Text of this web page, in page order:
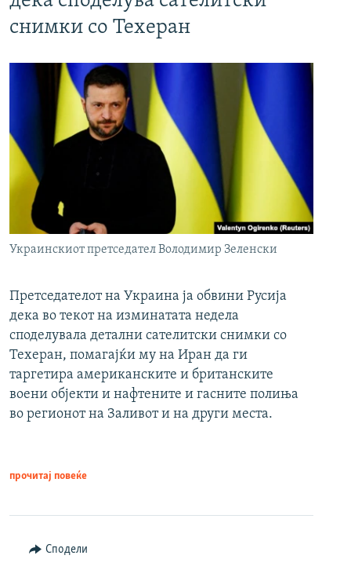
снимки со Техеран
Украинскиот претседател Володимир Зеленски
Претседателот на Украина ја обвини Русија
дека во текот на изминатата недела
споделувала детални сателитски снимки со
Техеран, помагајќи му на Иран да ги
таргетира американските и британските
воени објекти и нафтените и гасните полиња
во регионот на Заливот и на други места.
прочитај повеќе
Сподели